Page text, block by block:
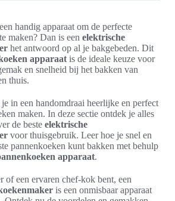
handig apparaat om de perfecte
maken? Dan is een elektrische
het antwoord op al je bakgebeden. Dit
apparaat is de ideale keuze voor
en snelheid bij het bakken van
thuis.
in een handomdraai heerlijke en perfect
maken. In deze sectie ontdek je alles
de beste elektrische
voor thuisgebruik. Leer hoe je snel en
pannenkoeken kunt bakken met behulp
apparaat.
of een ervaren chef-kok bent, een
is een onmisbaar apparaat